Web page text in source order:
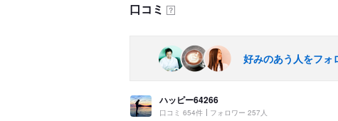
口コミ ？
好みのあう人をフォ
ハッピー64266
口コミ 654件 フォロワー 257人